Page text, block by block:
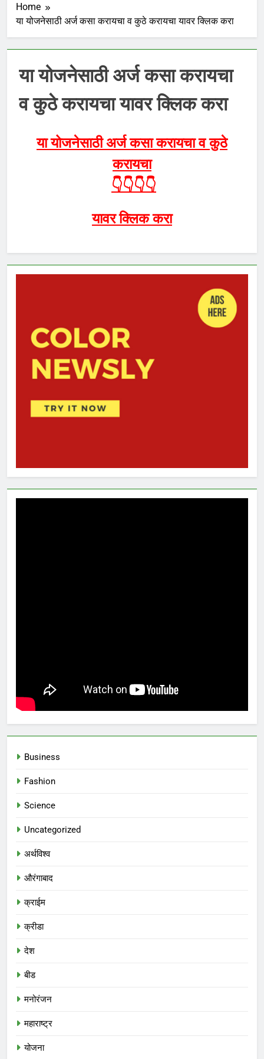
Home
या योजनेसाठी अर्ज कसा करायचा व कुठे करायचा यावर क्लिक करा
या योजनेसाठी अर्ज कसा करायचा
व कुठे करायचा यावर क्लिक करा
या योजनेसाठी अर्ज कसा करायचा व कुठे
करायचा
👇👇👇👇
यावर क्लिक करा
Business
Fashion
Science
Uncategorized
अर्थविश्व
औरंगाबाद
क्राईम
क्रीडा
देश
बीड
मनोरंजन
महाराष्ट्र
योजना